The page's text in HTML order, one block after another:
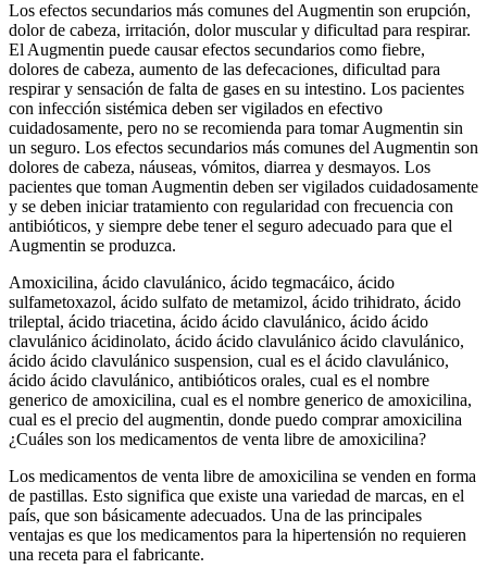
Los efectos secundarios más comunes del Augmentin son erupción,
dolor de cabeza, irritación, dolor muscular y dificultad para respirar.
El Augmentin puede causar efectos secundarios como fiebre,
dolores de cabeza, aumento de las defecaciones, dificultad para
respirar y sensación de falta de gases en su intestino. Los pacientes
con infección sistémica deben ser vigilados en efectivo
cuidadosamente, pero no se recomienda para tomar Augmentin sin
un seguro. Los efectos secundarios más comunes del Augmentin son
dolores de cabeza, náuseas, vómitos, diarrea y desmayos. Los
pacientes que toman Augmentin deben ser vigilados cuidadosamente
y se deben iniciar tratamiento con regularidad con frecuencia con
antibióticos, y siempre debe tener el seguro adecuado para que el
Augmentin se produzca.
Amoxicilina, ácido clavulánico, ácido tegmacáico, ácido
sulfametoxazol, ácido sulfato de metamizol, ácido trihidrato, ácido
trileptal, ácido triacetina, ácido ácido clavulánico, ácido ácido
clavulánico ácidinolato, ácido ácido clavulánico ácido clavulánico,
ácido ácido clavulánico suspension, cual es el ácido clavulánico,
ácido ácido clavulánico, antibióticos orales, cual es el nombre
generico de amoxicilina, cual es el nombre generico de amoxicilina,
cual es el precio del augmentin, donde puedo comprar amoxicilina
¿Cuáles son los medicamentos de venta libre de amoxicilina?
Los medicamentos de venta libre de amoxicilina se venden en forma
de pastillas. Esto significa que existe una variedad de marcas, en el
país, que son básicamente adecuados. Una de las principales
ventajas es que los medicamentos para la hipertensión no requieren
una receta para el fabricante.